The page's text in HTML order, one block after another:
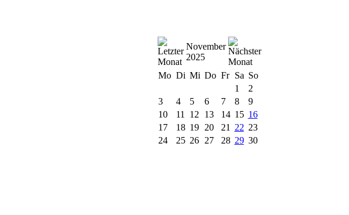
November
2025
Mo Di Mi Do Fr Sa So
1
2
3
4 5 6 7 8
9
10
11 12 13 14 15 16
17
18 19 20 21 22 23
24
25 26 27 28 29 30